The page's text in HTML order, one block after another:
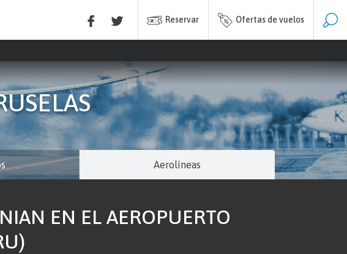
Reservar Ofertas de vuelos
Aerolíneas
EN EL AEROPUERTO